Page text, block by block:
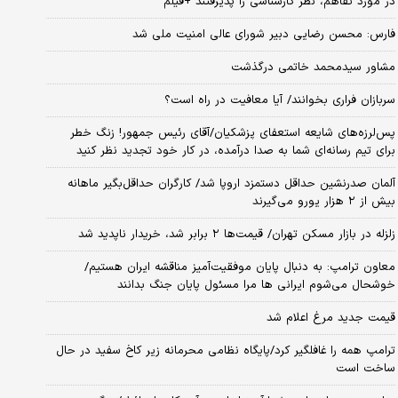
فارس: محسن رضایی دبیر شورای عالی امنیت ملی شد
مشاور سیدمحمد خاتمی درگذشت
سربازان فراری بخوانند/ آیا معافیت در راه است؟
پس‌لرزه‌های شایعه استعفای پزشکیان/آقای رئیس جمهور! زنگ خطر
برای تیم رسانه‌ای شما به صدا درآمده، در کار خود تجدید نظر کنید
آلمان صدرنشین حداقل دستمزد اروپا شد/ کارگران حداقل‌بگیر ماهانه
بیش از ۲ هزار یورو می‌گیرند
زلزله در بازار مسکن تهران/ قیمت‌ها ۲ برابر شد، خریدار ناپدید شد
معاون ترامپ: به دنبال پایان موفقیت‌آمیز مناقشه ایران هستیم/
خوشحال می‌شوم ایرانی ها مرا مسئول پایان جنگ بدانند
قیمت جدید مرغ اعلام شد
ترامپ همه را غافلگیر کرد/پایگاه نظامی محرمانه زیر کاخ سفید در حال
ساخت است